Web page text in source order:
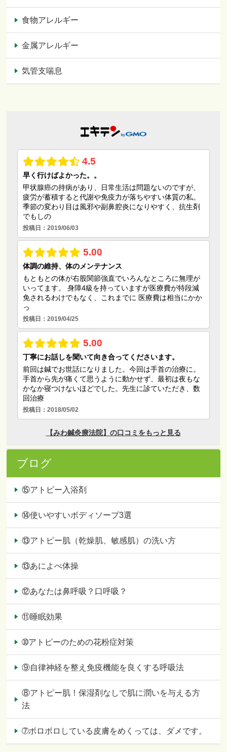
食物アレルギー
金属アレルギー
気管支喘息
ブログ
⑮アトピー入浴剤
⑭使いやすいボディソープ3選
⑬アトピー肌（乾燥肌、敏感肌）の洗い方
⑬あによべ体操
⑫あなたは鼻呼吸？口呼吸？
⑪睡眠効果
➉アトピーのための花粉症対策
⑨自律神経を整え免疫機能を良くする呼吸法
⑧アトピー肌！保湿剤なしで肌に潤いを与える方
法
➆ボロボロしている皮膚をめくっては、ダメです。